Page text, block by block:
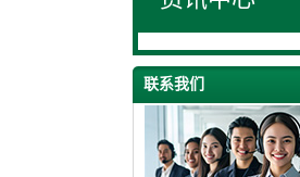
联系我们